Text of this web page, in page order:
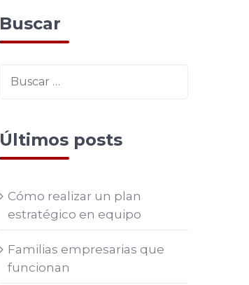
Buscar
Últimos posts
Cómo realizar un plan
estratégico en equipo
Familias empresarias que
funcionan